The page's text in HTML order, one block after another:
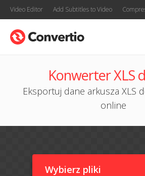
Video Editor Add Subtitles to Video
Konwerter XLS
Eksportuj dane arkusza XLS
online
Wybierz pliki